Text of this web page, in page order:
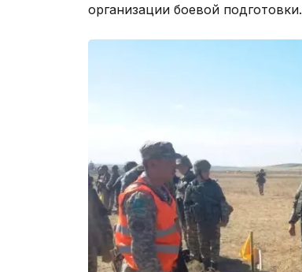
организации боевой подготовки.